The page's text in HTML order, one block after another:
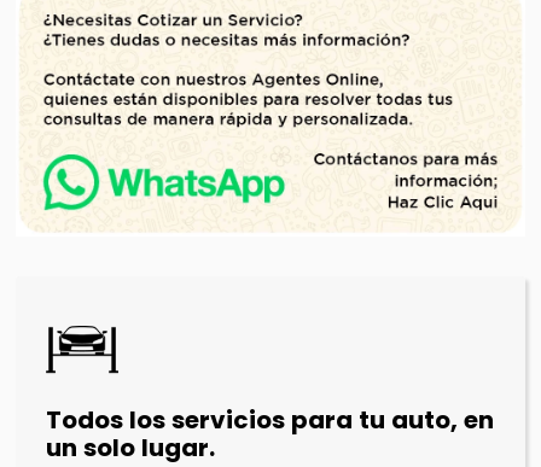
Todos los servicios para tu auto, en
un solo lugar.